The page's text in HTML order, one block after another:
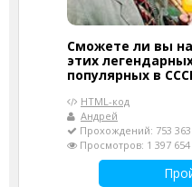
Сможете ли вы
этих
популярных в
HTML-код
Андрей
Прохождений: 753 363
Просмотров: 1 397 654